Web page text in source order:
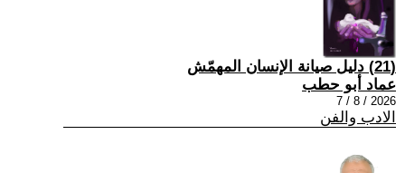
(21) دليل صيانة الإنسان المهمّش
عماد أبو حطب
2026 / 8 / 7
الادب والفن